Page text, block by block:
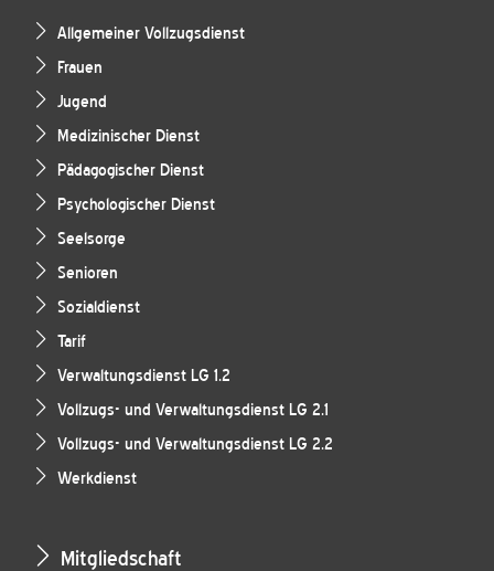
Allgemeiner Vollzugsdienst
Frauen
Jugend
Medizinischer Dienst
Pädagogischer Dienst
Psychologischer Dienst
Seelsorge
Senioren
Sozialdienst
Tarif
Verwaltungsdienst LG 1.2
Vollzugs- und Verwaltungsdienst LG 2.1
Vollzugs- und Verwaltungsdienst LG 2.2
Werkdienst
Mitgliedschaft